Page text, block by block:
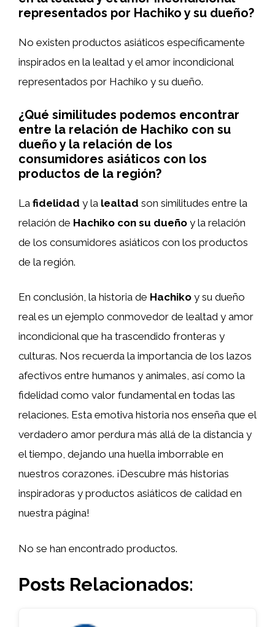
representados por Hachiko y su dueño?
No existen productos asiáticos específicamente
inspirados en la lealtad y el amor incondicional
representados por Hachiko y su dueño.
¿Qué similitudes podemos encontrar
entre la relación de Hachiko con su
dueño y la relación de los
consumidores asiáticos con los
productos de la región?
La fidelidad y la lealtad son similitudes entre la
relación de Hachiko con su dueño y la relación
de los consumidores asiáticos con los productos
de la región.
En conclusión, la historia de Hachiko y su dueño
real es un ejemplo conmovedor de lealtad y amor
incondicional que ha trascendido fronteras y
culturas. Nos recuerda la importancia de los lazos
afectivos entre humanos y animales, así como la
fidelidad como valor fundamental en todas las
relaciones. Esta emotiva historia nos enseña que el
verdadero amor perdura más allá de la distancia y
el tiempo, dejando una huella imborrable en
nuestros corazones. ¡Descubre más historias
inspiradoras y productos asiáticos de calidad en
nuestra página!
No se han encontrado productos.
Posts Relacionados: